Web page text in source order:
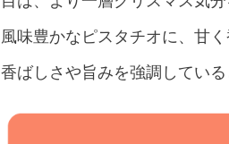
風味豊かなピスタチオに、甘
香ばしさや旨みを強調している